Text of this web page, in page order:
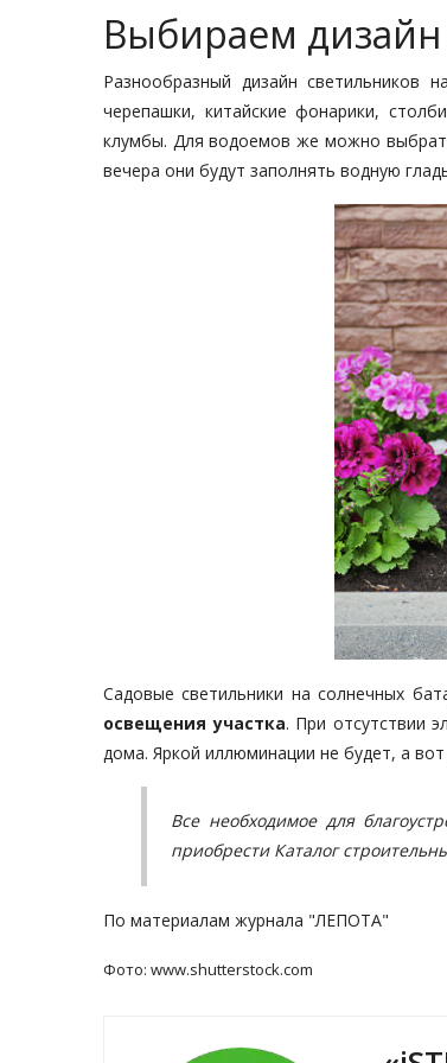
Выбираем дизайн
Разнообразный дизайн светильников
черепашки, китайские фонарики,
клумбы. Для водоемов же можно
вечера они будут заполнять водную
Садовые светильники на солнечных
освещения участка. При отсутствии
дома. Яркой иллюминации не будет, а
Все необходимое для
приобрести Каталог
По материалам журнала "ЛЕПОТА"
Фото: www.shutterstock.com